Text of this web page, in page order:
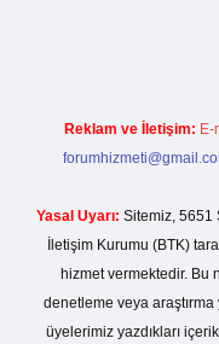
Reklam ve İletişim: E-
Yasal Uyarı: Sitemiz, 5651
İletişim Kurumu (BTK)
hizmet vermektedir. Bu
denetleme veya
üyelerimiz yazdıkları